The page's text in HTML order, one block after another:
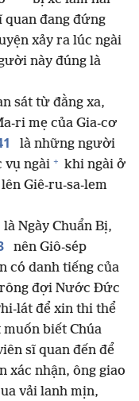
quan đang đứng
xảy ra lúc ngài
này đúng là
sát từ đằng xa,
ri mẹ của Gia-cơ
là những người
vụ ngài + khi ngài ở
Giê-ru-sa-lem
Ngày Chuẩn Bị,
nên Giô-sép
có danh tiếng của
đợi Nước Đức
lát để xin thi thể
biết Chúa
sĩ quan đến để
xác nhận, ông giao
vải lanh mịn,